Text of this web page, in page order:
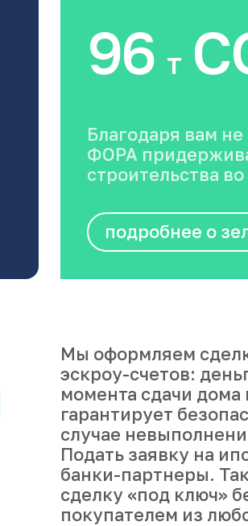
96 т
Благодаря вам
ФОРА
строительства
подробнее о
Мы оформляем
эскроу-счетов:
момента сдачи дома
гарантирует
случае
Подать заявку на
банки-партнеры.
сделку «под ключ»
покупателем из